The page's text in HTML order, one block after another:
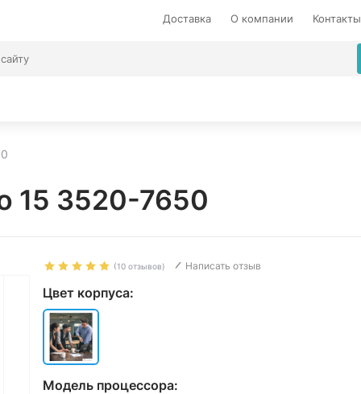
Доставка О компании Контакты
15 3520-7650
(10 отзывов) Написать отзыв
Цвет корпуса:
Модель процессора: